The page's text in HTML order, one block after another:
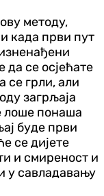
методу,
када први пут
да се осјећате
се грли, али
загрљаја
лоше понаша
буде први
се дијете
и смиреност и
у савладавању